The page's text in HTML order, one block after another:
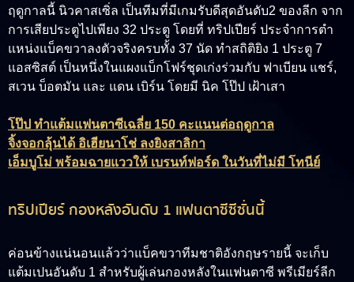
ฤดูกาลนี้ นิวคาสเซิ่ล เป็นทีมที่มีเกมรับดีสุดอันดับ2 ของลีก จาก
การเสียประตูไปเพียง 32 ประตู โดยที่ ทริปเปียร์ ประจำการตำ
แหน่งแบ็คขวาลงตัวจริงครบทั้ง 37 นัด ทำสถิติยิง 1 ประตู 7
แอสซิสต์ เป็นหนึ่งในแผงแบ็กโฟร์ชุดเก่งร่วมกับ ฟาเบียน แชร์,
สเวน บ็อตมัน และ แดน เบิร์น โดยมี นิค โป๊ป เฝ้าเสา
โป๊ป ทำแต้มแฟนตาซีเฉลี่ย 150 คะแนนต่อฤดูกาล
จิ้งจอกลุ้นได้ อิเฮียนาโช่ ลงยิงสาลิกา
เอ็มบูโม่ พร้อมฉายแววให้ เบรนท์ฟอร์ด ในวันที่ไม่มี โทนีย์
ทริปเปียร์ กองหลังอันดับ 1 แฟนตาซีซีซั่นนี้
ค่อนข้างแน่นอนแล้วว่าแบ็คขวาทีมชาติอังกฤษรายนี้ จะเก็บ
แต้มเปนอันดับ 1 สำหรับผู้เล่นกองหลังในแฟนตาซี พรีเมียร์ลีก